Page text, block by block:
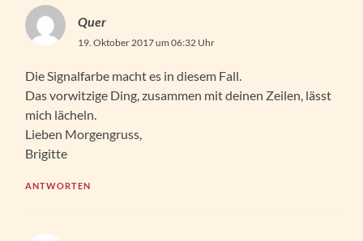
Quer
19. Oktober 2017 um 06:32 Uhr
Die Signalfarbe macht es in diesem Fall.
Das vorwitzige Ding, zusammen mit deinen Zeilen, lässt
mich lächeln.
Lieben Morgengruss,
Brigitte
ANTWORTEN